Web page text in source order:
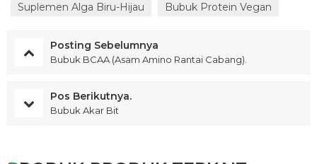
Suplemen Alga Biru-Hijau
Bubuk Protein Vegan
Posting Sebelumnya
Bubuk BCAA (Asam Amino Rantai Cabang).
Pos Berikutnya.
Bubuk Akar Bit